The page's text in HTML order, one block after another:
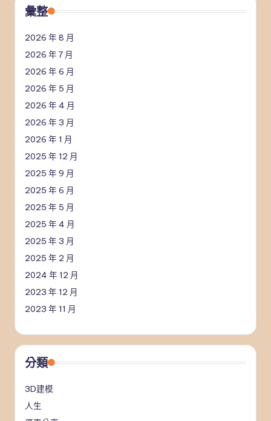
彙整
2026 年 8 月
2026 年 7 月
2026 年 6 月
2026 年 5 月
2026 年 4 月
2026 年 3 月
2026 年 1 月
2025 年 12 月
2025 年 9 月
2025 年 6 月
2025 年 5 月
2025 年 4 月
2025 年 3 月
2025 年 2 月
2024 年 12 月
2023 年 12 月
2023 年 11 月
分類
3D建模
人生